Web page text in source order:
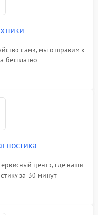
сами, мы отправим к
бесплатно
центр, где наши
за 30 минут